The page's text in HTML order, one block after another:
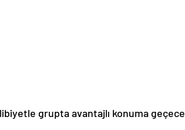
grupta avantajlı konuma geçece